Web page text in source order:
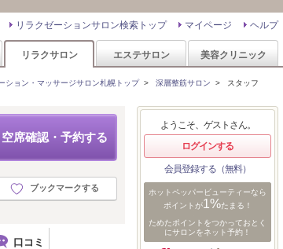
ヘルプ
マイページ
リラクゼーションサロン検索トップ
リラクサロン エステサロン 美容クリニック
ション・マッサージサロン札幌トップ> 深層整筋サロン > スタッフ
空席確認・予約する
ブックマークする
口コミ
ようこそ、ゲストさん。
ログインする
会員登録する（無料）
ホットペッパービューティーなら
ポイントが1%たまる！
ためたポイントをつかっておとく
にサロンをネット予約！